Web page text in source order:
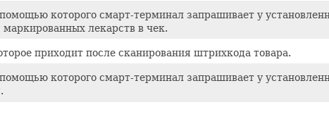
которого смарт-терминал запрашивает у
маркированных лекарств в чек.
приходит после сканирования штрихкода товара.
которого смарт-терминал запрашивает у